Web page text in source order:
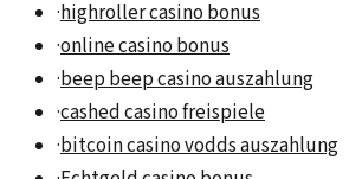
·highroller casino bonus
·online casino bonus
·beep beep casino auszahlung
·cashed casino freispiele
·bitcoin casino vodds auszahlung